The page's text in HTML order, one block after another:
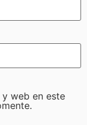
web en este